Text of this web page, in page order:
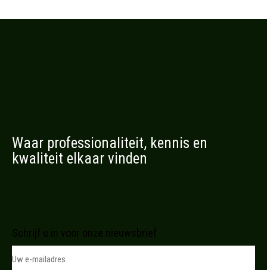
Waar professionaliteit, kennis en
kwaliteit elkaar vinden
Schrijf u in voor onze nieuwsbrief